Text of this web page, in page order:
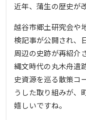
近年、蒲生の歴史が
越谷市郷土研究会や
検記事が公開され、
周辺の史跡が再紹介
縄文時代の丸木舟遺
史資源を巡る散策コ
うした取り組みが、
嬉しいですね。